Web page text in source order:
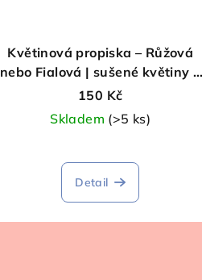
Květinová propiska – Růžová
nebo Fialová | sušené květiny v
průhledném těle | vyměnitelná
náplň
150 Kč
Skladem (>5 ks)
hodnocení
produktu
je
5,0
Detail